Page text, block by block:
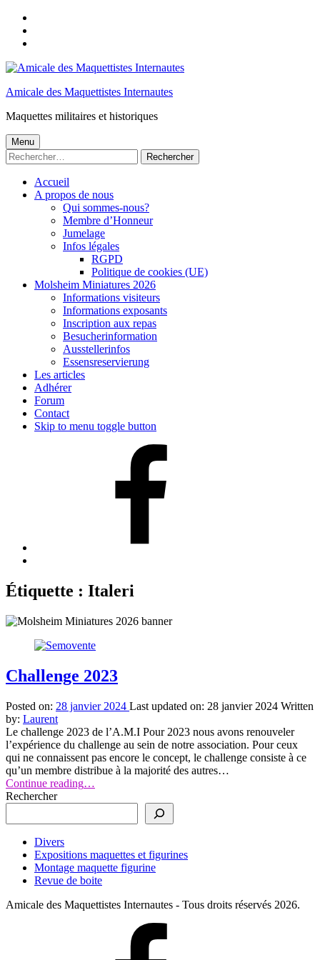
content
footer
Amicale des Maquettistes Internautes
Maquettes militaires et historiques
Menu
Rechercher :
Accueil
A propos de nous
Qui sommes-nous?
Membre d’Honneur
Jumelage
Infos légales
RGPD
Politique de cookies (UE)
Molsheim Miniatures 2026
Informations visiteurs
Informations exposants
Inscription aux repas
Besucherinformation
Ausstellerinfos
Essensreservierung
Les articles
Adhérer
Forum
Contact
Skip to menu toggle button
top
↑
Étiquette : Italeri
Challenge 2023
Posted on: 28 janvier 2024 Last updated on: 28 janvier 2024 Written
by: Laurent
Le challenge 2023 de l’A.M.I Pour 2023 nous avons renouveler
l’expérience du challenge au sein de notre association. Pour ceux
qui ne connaissent pas encore le concept, le challenge consiste à ce
qu’un membre distribue à la majorité des autres…
Continue reading“Challenge
…
Rechercher
Divers
Expositions maquettes et figurines
Montage maquette figurine
Revue de boite
Amicale des Maquettistes Internautes - Tous droits réservés 2026.